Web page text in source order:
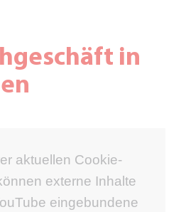
in
aktuellen Cookie-
externe Inhalte
eingebundene